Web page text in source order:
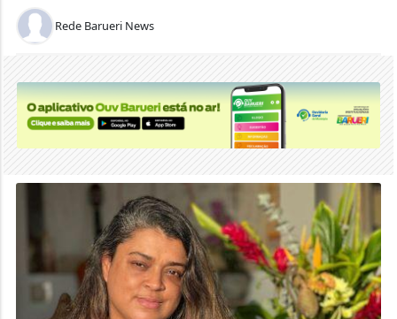
Rede Barueri News